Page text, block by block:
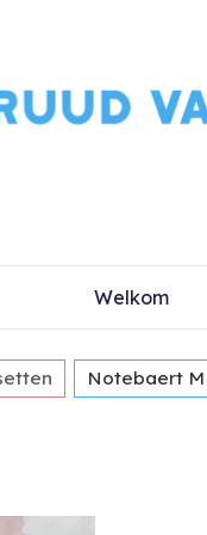
Welkom
Notebaert M